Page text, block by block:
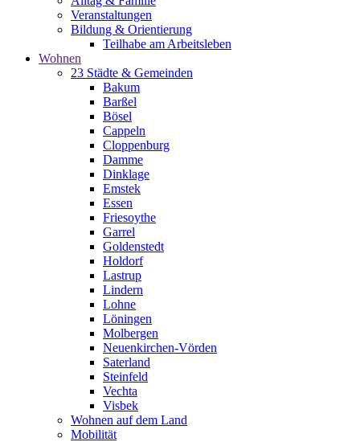
Veranstaltungen
Bildung & Orientierung
Teilhabe am Arbeitsleben
Wohnen
23 Städte & Gemeinden
Bakum
Barßel
Bösel
Cappeln
Cloppenburg
Damme
Dinklage
Emstek
Essen
Friesoythe
Garrel
Goldenstedt
Holdorf
Lastrup
Lindern
Lohne
Löningen
Molbergen
Neuenkirchen-Vörden
Saterland
Steinfeld
Vechta
Visbek
Wohnen auf dem Land
Mobilität